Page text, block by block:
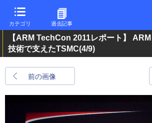
カテゴリ 過去記事
【ARM TechCon 2011レポート】
技術で支えたTSMC(4/9)
前の画像